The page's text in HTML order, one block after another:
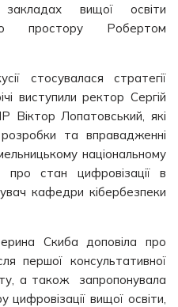
вищої освіти
простору Робертом
стосувалася стратегії
виступили ректор Сергій
Лопатовський, які
та вправадженні
національному
про стан цифровізації в
кафедри кібербезпеки
Скиба доповіла про
першої консультативної
а також запропонувала
вищої освіти,